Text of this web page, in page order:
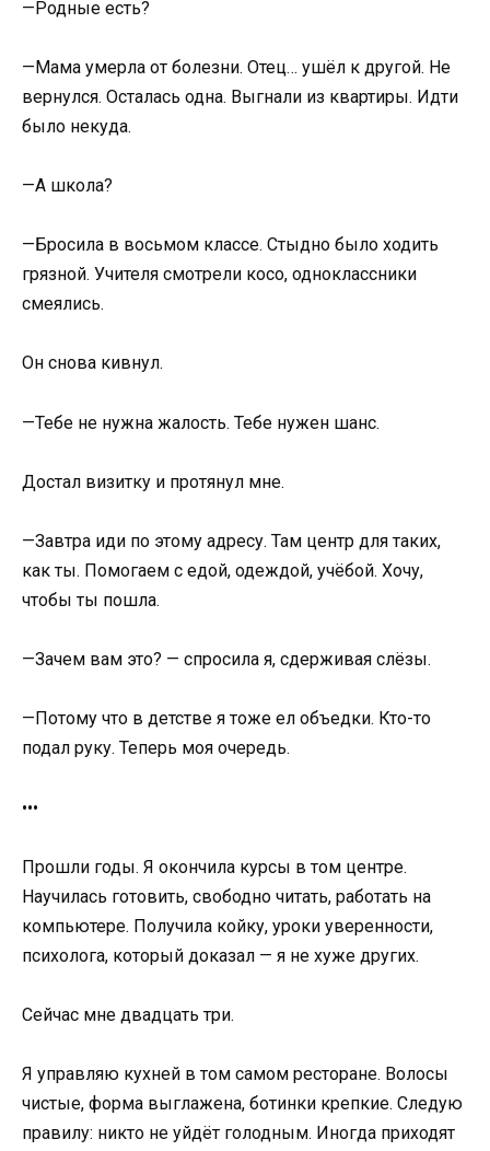
—Родные есть?
—Мама умерла от болезни. Отец… ушёл к другой. Не
вернулся. Осталась одна. Выгнали из квартиры. Идти
было некуда.
—А школа?
—Бросила в восьмом классе. Стыдно было ходить
грязной. Учителя смотрели косо, одноклассники
смеялись.
Он снова кивнул.
—Тебе не нужна жалость. Тебе нужен шанс.
Достал визитку и протянул мне.
—Завтра иди по этому адресу. Там центр для таких,
как ты. Помогаем с едой, одеждой, учёбой. Хочу,
чтобы ты пошла.
—Зачем вам это? — спросила я, сдерживая слёзы.
—Потому что в детстве я тоже ел объедки. Кто-то
подал руку. Теперь моя очередь.
•••
Прошли годы. Я окончила курсы в том центре.
Научилась готовить, свободно читать, работать на
компьютере. Получила койку, уроки уверенности,
психолога, который доказал — я не хуже других.
Сейчас мне двадцать три.
Я управляю кухней в том самом ресторане. Волосы
чистые, форма выглажена, ботинки крепкие. Следую
правилу: никто не уйдёт голодным. Иногда приходят